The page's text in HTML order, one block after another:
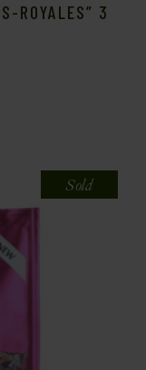
ROYALES” 3
Sold